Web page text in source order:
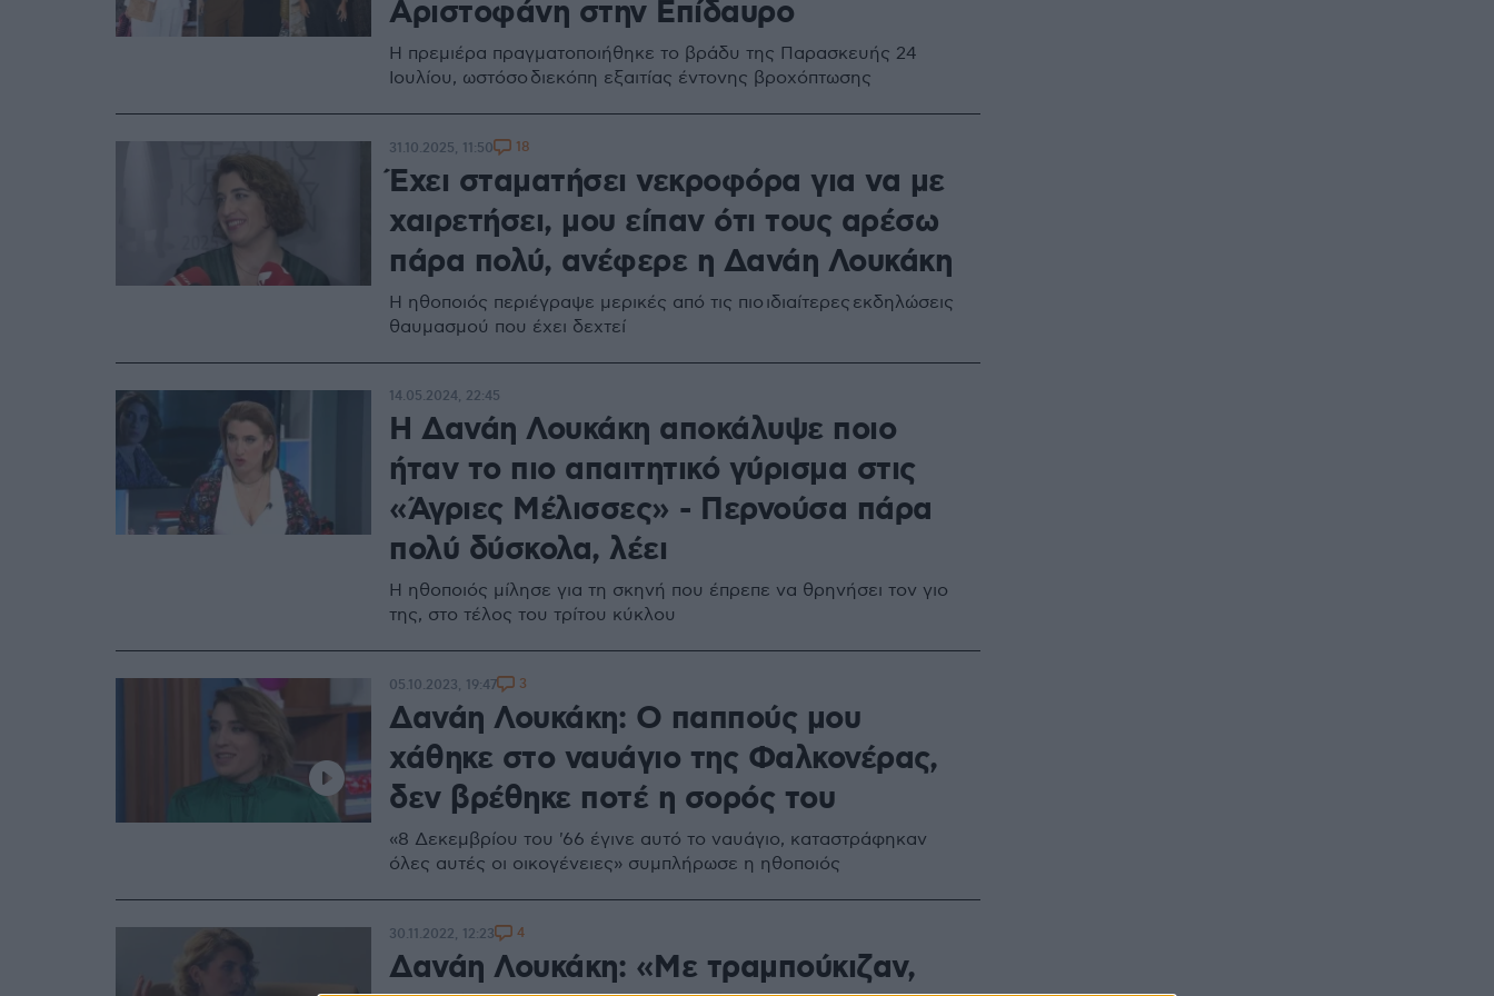
Αριστοφάνη στην Επίδαυρο
Η πρεμιέρα πραγματοποιήθηκε το βράδυ της Παρασκευής 24
Ιουλίου, ωστόσο διεκόπη εξαιτίας έντονης βροχόπτωσης
Έχει σταματήσει νεκροφόρα για να με
χαιρετήσει, μου είπαν ότι τους αρέσω
πάρα πολύ, ανέφερε η Δανάη Λουκάκη
Η ηθοποιός περιέγραψε μερικές από τις πιο ιδιαίτερες εκδηλώσεις
θαυμασμού που έχει δεχτεί
31.10.2025, 11:50 18
Η Δανάη Λουκάκη αποκάλυψε ποιο
ήταν το πιο απαιτητικό γύρισμα στις
«Άγριες Μέλισσες» - Περνούσα πάρα
πολύ δύσκολα, λέει
Η ηθοποιός μίλησε για τη σκηνή που έπρεπε να θρηνήσει τον γιο
της, στο τέλος του τρίτου κύκλου
14.05.2024, 22:45
Δανάη Λουκάκη: Ο παππούς μου
χάθηκε στο ναυάγιο της Φαλκονέρας,
δεν βρέθηκε ποτέ η σορός του
«8 Δεκεμβρίου του '66 έγινε αυτό το ναυάγιο, καταστράφηκαν
όλες αυτές οι οικογένειες» συμπλήρωσε η ηθοποιός
05.10.2023, 19:47 3
Δανάη Λουκάκη: «Με τραμπούκιζαν,
30.11.2022, 12:23 4